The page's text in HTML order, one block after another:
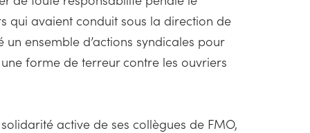
qui avaient conduit sous la direction de
ensemble d’actions syndicales pour
forme de terreur contre les ouvriers
active de ses collègues de FMO,